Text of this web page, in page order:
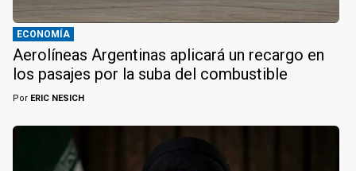
ECONOMÍA
Aerolíneas Argentinas aplicará un recargo en
los pasajes por la suba del combustible
Por ERIC NESICH